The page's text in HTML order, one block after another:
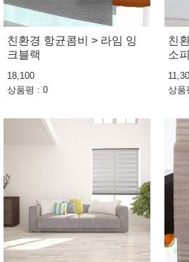
친환경 항균콤비 > 라임 잉
크블랙
18,100
상품평 : 0
친
소
상품